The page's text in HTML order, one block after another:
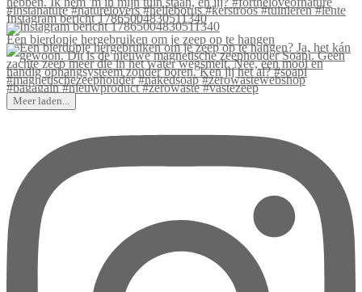
Instagram bericht 17865004830511340
Een bierdopje hergebruiken om je zeep op te hangen
Meer laden...